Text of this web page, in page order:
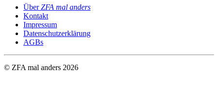
ÜberZFA mal anders
Kontakt
Impressum
Datenschutzerklärung
AGBs
© ZFA mal anders 2026